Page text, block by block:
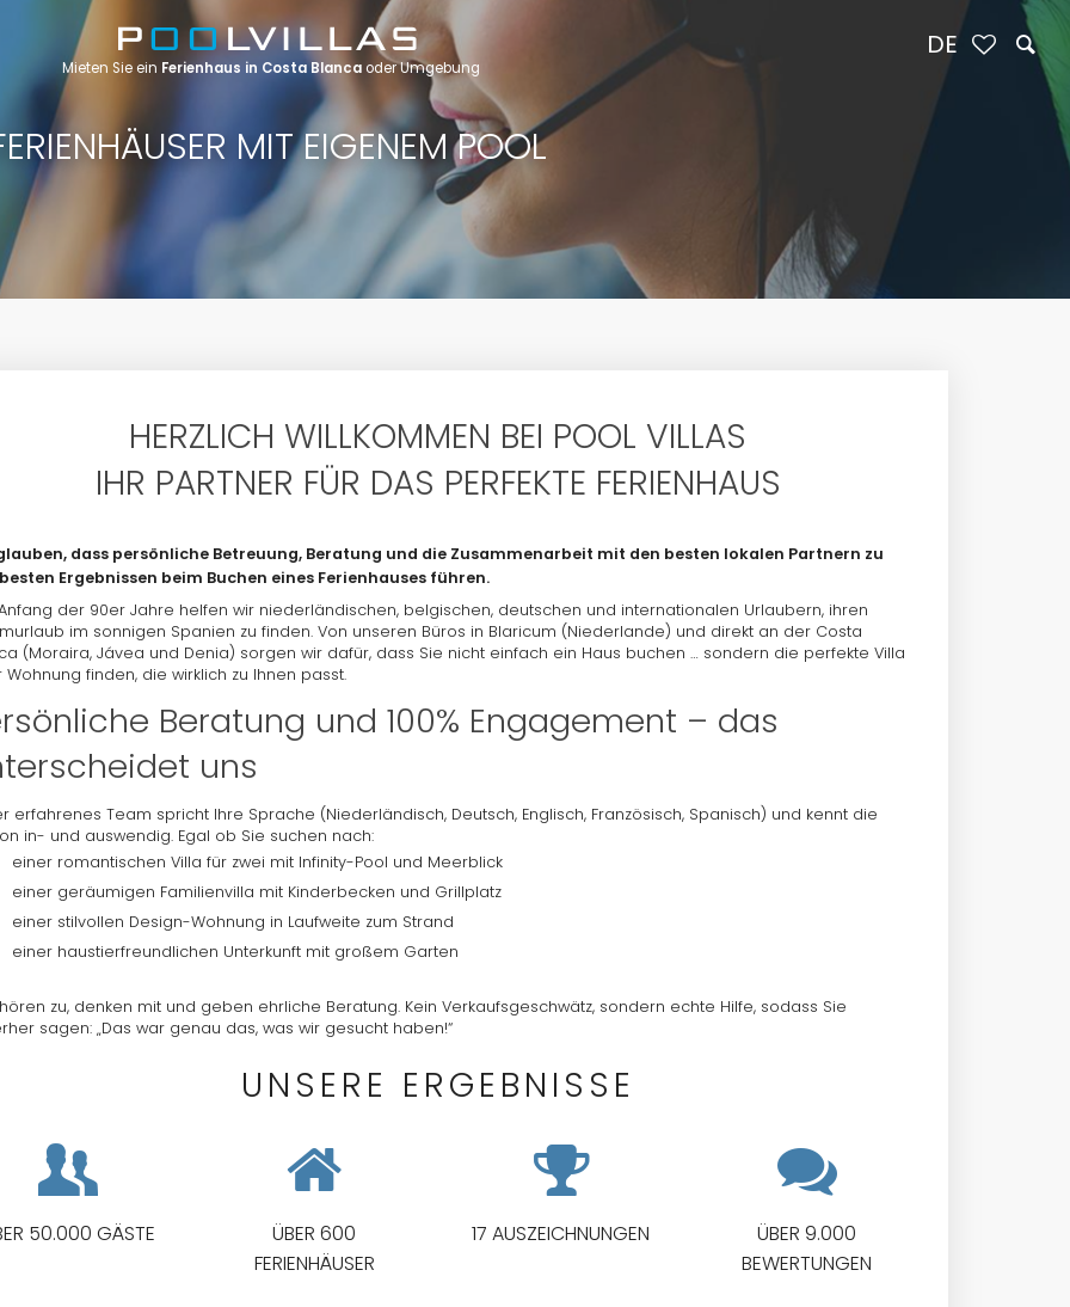
MIT EIGENEM POOL
HERZLICH WILLKOMMEN BEI POOL VILLAS
IHR PARTNER FÜR DAS PERFEKTE FERIENHAUS
dass persönliche Betreuung, Beratung und die Zusammenarbeit mit den besten lokalen Partnern zu
Ergebnissen beim Buchen eines Ferienhauses führen.
der 90er Jahre helfen wir niederländischen, belgischen, deutschen und internationalen Urlaubern, ihren
im sonnigen Spanien zu finden. Von unseren Büros in Blaricum (Niederlande) und direkt an der Costa
(Moraira, Jávea und Denia) sorgen wir dafür, dass Sie nicht einfach ein Haus buchen … sondern die perfekte Villa
finden, die wirklich zu Ihnen passt.
Beratung und 100% Engagement – das
uns
erfahrenes Team spricht Ihre Sprache (Niederländisch, Deutsch, Englisch, Französisch, Spanisch) und kennt die
in- und auswendig. Egal ob Sie suchen nach:
einer romantischen Villa für zwei mit Infinity-Pool und Meerblick
einer geräumigen Familienvilla mit Kinderbecken und Grillplatz
einer stilvollen Design-Wohnung in Laufweite zum Strand
einer haustierfreundlichen Unterkunft mit großem Garten
zu, denken mit und geben ehrliche Beratung. Kein Verkaufsgeschwätz, sondern echte Hilfe, sodass Sie
sagen: „Das war genau das, was wir gesucht haben!“
UNSERE ERGEBNISSE
50.000 GÄSTE
ÜBER 600
FERIENHÄUSER
17 AUSZEICHNUNGEN
ÜBER 9.000
BEWERTUNGEN
Mieten Sie ein Ferienhaus in Costa Blanca oder Umgebung
DE